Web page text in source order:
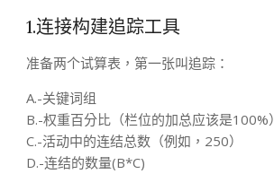
1.连接构建追踪工具
准备两个试算表，第一张叫追踪：
A.-关键词组
B.-权重百分比（栏位的加总应该是100%）
C.-活动中的连结总数（例如，250）
D.-连结的数量(B*C)